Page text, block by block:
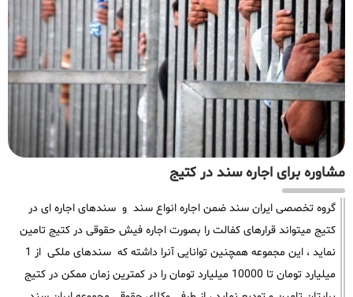
مشاوره برای اجاره سند در کتیج
گروه تخصصی ایران سند ضمن اجاره انواع سند و سندهای اجاره ای در
کتیج میتواند قرارهای کفالت را بصورت اجاره فیش حقوقی در کتیج تامین
نماید ، این مجموعه همچنین توانایی آنرا داشته که سندهای ملکی از 1
میلیارد تومان تا 10000 میلیارد تومان را در کمترین زمان ممکن در کتیج